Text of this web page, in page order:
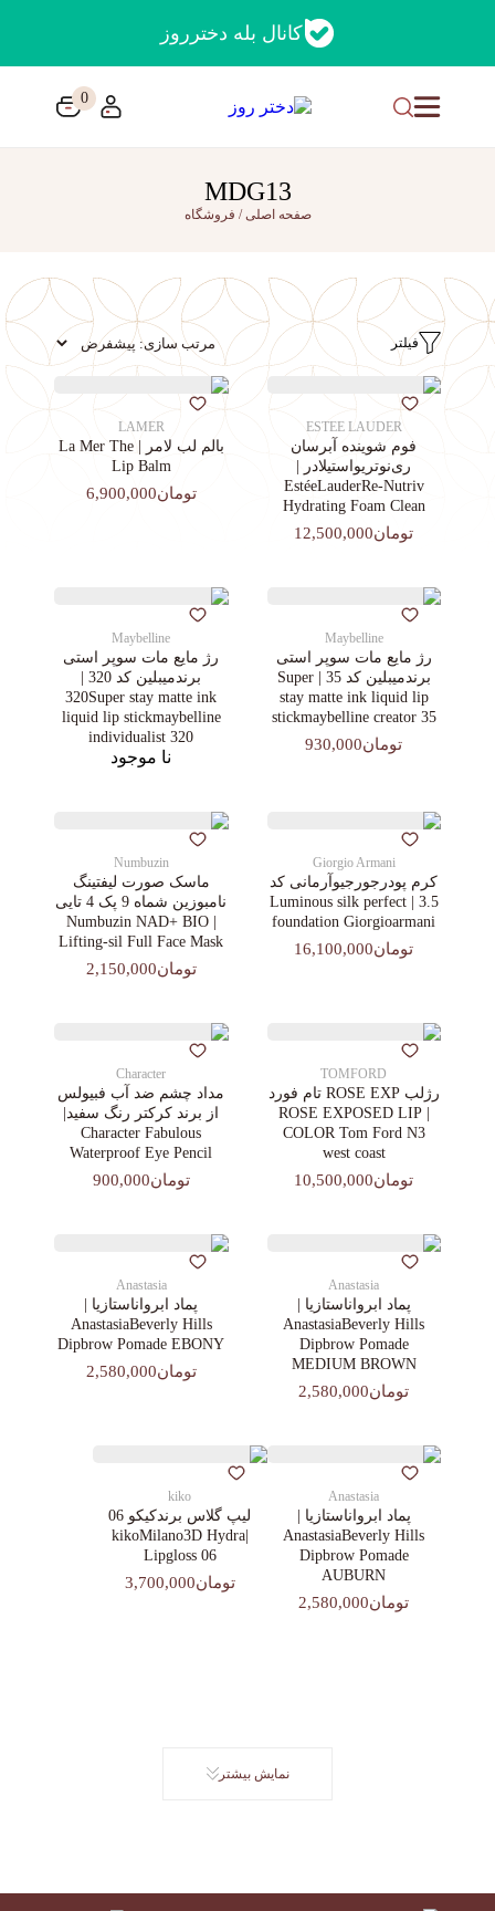
کانال بله دخترروز
0
MDG13
صفحه اصلی/ فروشگاه
فیلتر
ESTEE LAUDER
فوم شوینده آبرسان
ری‌نوتریواستیلادر |
EstéeLauderRe-Nutriv
Hydrating Foam Clean
تومان12,500,000
LAMER
بالم لب لامر | La Mer The
Lip Balm
تومان6,900,000
Maybelline
رژ مایع مات سوپر استی‌
برندمیبلین کد 35 | Super
stay matte ink liquid lip
stickmaybelline creator 35
تومان930,000
Maybelline
رژ مایع مات سوپر استی‌
برندمیبلین کد 320 |
320Super stay matte ink
liquid lip stickmaybelline
individualist 320
نا موجود
Giorgio Armani
کرم پودرجورجیوآرمانی کد
3.5 | Luminous silk perfect
foundation Giorgioarmani
تومان16,100,000
Numbuzin
ماسک صورت لیفتینگ
نامبوزین شماه 9 پک 4 تایی
| Numbuzin NAD+ BIO
Lifting-sil Full Face Mask
تومان2,150,000
TOMFORD
رژلب ROSE EXP تام فورد
| ROSE EXPOSED LIP
COLOR Tom Ford N3
west coast
تومان10,500,000
Character
مداد چشم ضد آب فبیولس
از برند کرکتر رنگ سفید|
Character Fabulous
Waterproof Eye Pencil
تومان900,000
Anastasia
پماد ابرواناستازیا |
AnastasiaBeverly Hills
Dipbrow Pomade
MEDIUM BROWN
تومان2,580,000
Anastasia
پماد ابرواناستازیا |
AnastasiaBeverly Hills
Dipbrow Pomade EBONY
تومان2,580,000
Anastasia
پماد ابرواناستازیا |
AnastasiaBeverly Hills
Dipbrow Pomade
AUBURN
تومان2,580,000
kiko
لیپ گلاس‌ برندکیکو 06
|kikoMilano3D Hydra
Lipgloss 06
تومان3,700,000
نمایش بیشتر